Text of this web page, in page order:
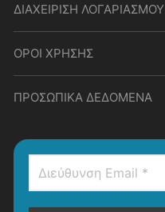
ΔΙΑΧΕΙΡΙΣΗ ΛΟΓΑΡΙΑΣΜΟΥ
ΟΡΟΙ ΧΡΗΣΗΣ
ΠΡΟΣΩΠΙΚΑ ΔΕΔΟΜΕΝΑ